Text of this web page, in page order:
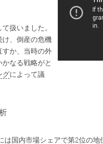
扱いました。
、倒産の危機
すか、当時の外
なる戦略がと
グによって議
析
は国内市場シェアで第2位の地